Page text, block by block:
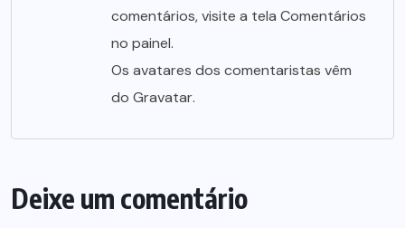
comentários, visite a tela Comentários
no painel.
Os avatares dos comentaristas vêm
do Gravatar.
Deixe um comentário